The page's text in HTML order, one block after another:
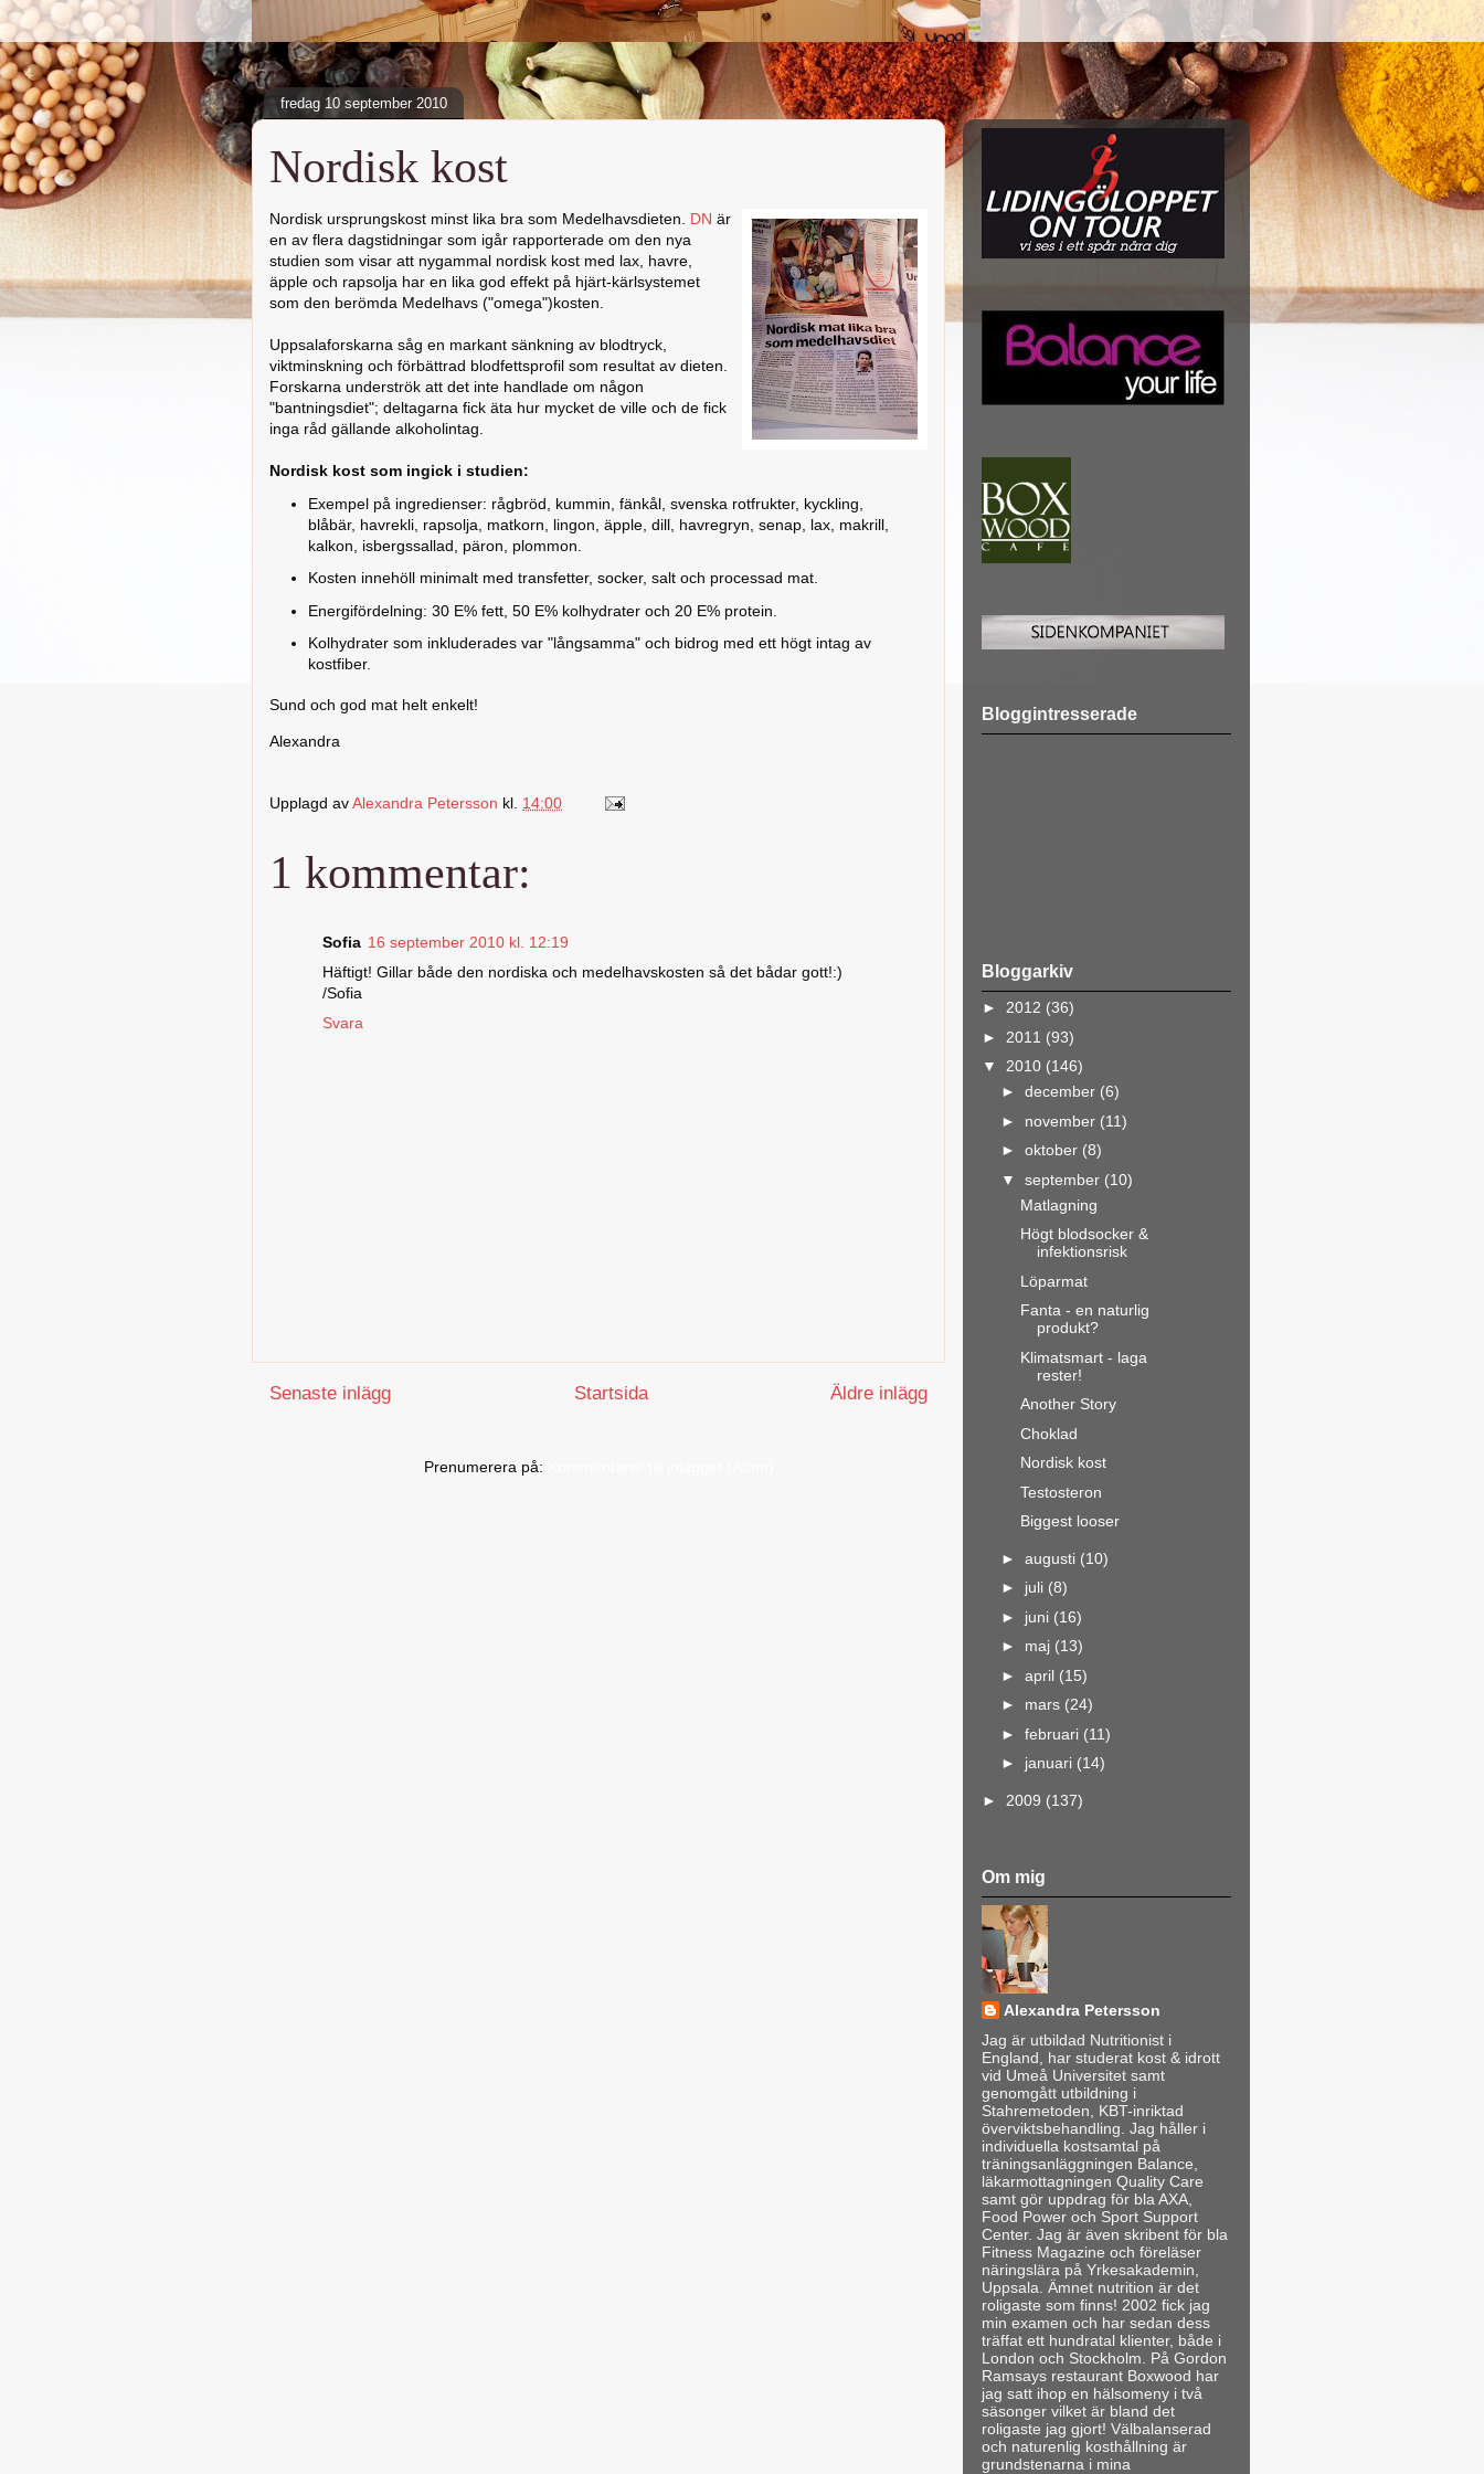
fredag 10 september 2010
Nordisk kost
Nordisk ursprungskost minst lika bra som Medelhavsdieten. DN är
en av flera dagstidningar som igår rapporterade om den nya
studien som visar att nygammal nordisk kost med lax, havre,
äpple och rapsolja har en lika god effekt på hjärt-kärlsystemet
som den berömda Medelhavs ("omega")kosten.
Uppsalaforskarna såg en markant sänkning av blodtryck,
viktminskning och förbättrad blodfettsprofil som resultat av dieten.
Forskarna underströk att det inte handlade om någon
"bantningsdiet"; deltagarna fick äta hur mycket de ville och de fick
inga råd gällande alkoholintag.
Nordisk kost som ingick i studien:
Exempel på ingredienser: rågbröd, kummin, fänkål, svenska rotfrukter, kyckling,
blåbär, havrekli, rapsolja, matkorn, lingon, äpple, dill, havregryn, senap, lax, makrill,
kalkon, isbergssallad, päron, plommon.
Kosten innehöll minimalt med transfetter, socker, salt och processad mat.
Energifördelning: 30 E% fett, 50 E% kolhydrater och 20 E% protein.
Kolhydrater som inkluderades var "långsamma" och bidrog med ett högt intag av
kostfiber.
Sund och god mat helt enkelt!
Alexandra
Upplagd avAlexandra Petersson kl. 14:00
1 kommentar:
Sofia 16 september 2010 kl. 12:19
Häftigt! Gillar både den nordiska och medelhavskosten så det bådar gott!:)
/Sofia
Svara
Senaste inlägg Äldre inlägg
Startsida
Prenumerera på:
Bloggintresserade
Bloggarkiv
► 2012 (36)
► 2011 (93)
▼ 2010 (146)
► december (6)
► november (11)
► oktober (8)
▼ september (10)
Matlagning
Högt blodsocker &
infektionsrisk
Löparmat
Fanta - en naturlig
produkt?
Klimatsmart - laga
rester!
Another Story
Choklad
Nordisk kost
Testosteron
Biggest looser
► augusti (10)
► juli (8)
► juni (16)
► maj (13)
► april (15)
► mars (24)
► februari (11)
► januari (14)
► 2009 (137)
Om mig
Alexandra Petersson
Jag är utbildad Nutritionist i
England, har studerat kost & idrott
vid Umeå Universitet samt
genomgått utbildning i
Stahremetoden, KBT-inriktad
överviktsbehandling. Jag håller i
individuella kostsamtal på
träningsanläggningen Balance,
läkarmottagningen Quality Care
samt gör uppdrag för bla AXA,
Food Power och Sport Support
Center. Jag är även skribent för bla
Fitness Magazine och föreläser
näringslära på Yrkesakademin,
Uppsala. Ämnet nutrition är det
roligaste som finns! 2002 fick jag
min examen och har sedan dess
träffat ett hundratal klienter, både i
London och Stockholm. På Gordon
Ramsays restaurant Boxwood har
jag satt ihop en hälsomeny i två
säsonger vilket är bland det
roligaste jag gjort! Välbalanserad
och naturenlig kosthållning är
grundstenarna i mina